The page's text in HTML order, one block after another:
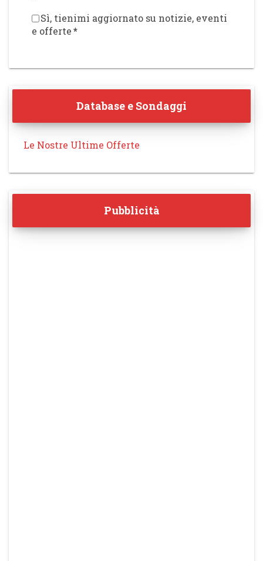
Sì, tienimi aggiornato su notizie, eventi
e offerte*
Database e Sondaggi
Le Nostre Ultime Offerte
Pubblicità